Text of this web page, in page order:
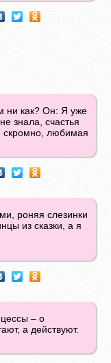
ни как? Он: Я уже
знала, счастья
скромно, любимая
роняя слезинки
из сказки, а я
– о
а действуют.